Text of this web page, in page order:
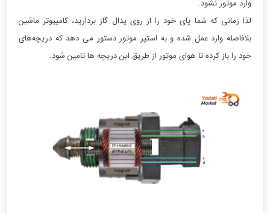
وارد موتور نشود.
لذا زمانی که شما پای خود را از روی پدال گاز بردارید، کامپیوتر ماشین
بلافاصله وارد عمل شده و به استپر موتور دستور می دهد که دریچه‌های
خود را باز کرده تا هوای موتور از طریق این دریچه ها تامین شود.